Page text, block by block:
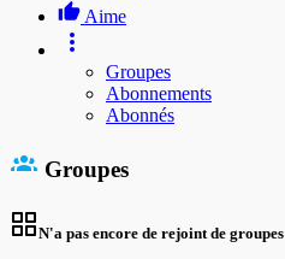
Aime
Groupes
Abonnements
Abonnés
Groupes
N'a pas encore de rejoint de groupes